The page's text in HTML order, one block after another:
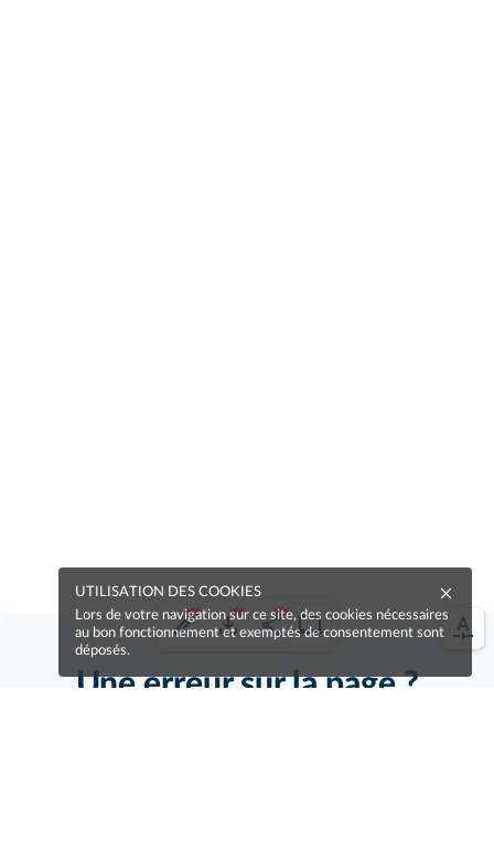
Une erreur sur la page ?
UTILISATION DES COOKIES
Lors de votre navigation sur ce site, des cookies nécessaires
au bon fonctionnement et exemptés de consentement sont
déposés.